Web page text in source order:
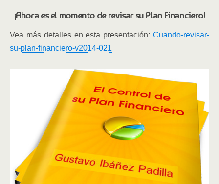
¡Ahora es el momento de revisar su Plan Financiero!
Vea más detalles en esta presentación: Cuando-revisar-
su-plan-financiero-v2014-021